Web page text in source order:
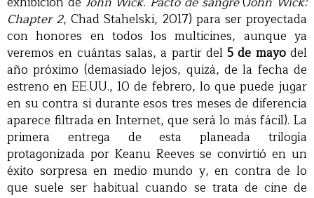
Chapter 2, Chad Stahelski, 2017) para ser proyectada
con honores en todos los multicines, aunque ya
veremos en cuántas salas, a partir del5 de mayodel
año próximo (demasiado lejos, quizá, de la fecha de
estreno en EE.UU., 10 de febrero, lo que puede jugar
en su contra si durante esos tres meses de diferencia
aparece filtrada en Internet, que será lo más fácil). La
primera entrega de esta planeada trilogía
protagonizada por Keanu Reeves se convirtió en un
éxito sorpresa en medio mundo y, en contra de lo
que suele ser habitual cuando se trata de cine de